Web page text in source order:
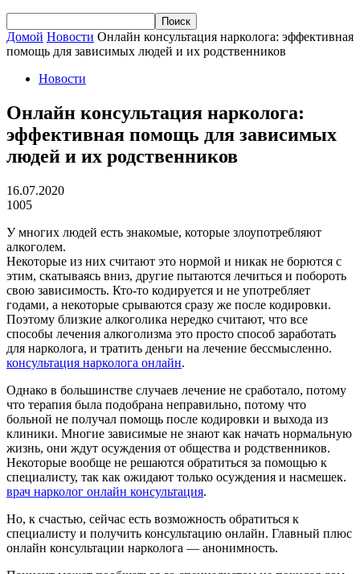
Домой Новости Онлайн консультация нарколога: эффективная
помощь для зависимых людей и их родственников
Новости
Онлайн консультация нарколога:
эффективная помощь для зависимых
людей и их родственников
16.07.2020
1005
У многих людей есть знакомые, которые злоупотребляют
алкоголем.
Некоторые из них считают это нормой и никак не борются с
этим, скатываясь вниз, другие пытаются лечиться и побороть
свою зависимость. Кто-то кодируется и не употребляет
годами, а некоторые срываются сразу же после кодировки.
Поэтому близкие алкоголика нередко считают, что все
способы лечения алкоголизма это просто способ заработать
для нарколога, и тратить деньги на лечение бессмысленно.
консультация нарколога онлайн.
Однако в большинстве случаев лечение не сработало, потому
что терапия была подобрана неправильно, потому что
больной не получал помощь после кодировки и выхода из
клиники. Многие зависимые не знают как начать нормальную
жизнь, они ждут осуждения от общества и родственников.
Некоторые вообще не решаются обратиться за помощью к
специалисту, так как ожидают только осуждения и насмешек.
врач нарколог онлайн консультация.
Но, к счастью, сейчас есть возможность обратиться к
специалисту и получить консультацию онлайн. Главный плюс
онлайн консультации нарколога — анонимность.